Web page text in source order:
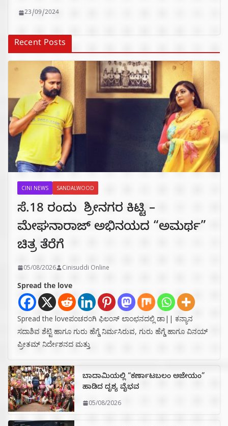
23/09/2024
Recent Posts
CINI NEWS SANDALWOOD
ಸೆ.18 ರಂದು ಶ್ರೀನಗರ ಕಿಟ್ಟಿ –
ಮೇಘನಾರಾಜ್ ಅಭಿನಯದ “ಅಮರ್ಥ”
ಚಿತ್ರ ತೆರೆಗೆ
05/08/2026 Cinisuddi Online
Spread the love
Spread the loveಪಂಚರಂಗಿ ಫಿಲಂಸ್ ಲಾಂಛನದಲ್ಲಿ ಡಾ|| ಕನ್ಯಾನ
ಸದಾಶಿವ ಶೆಟ್ಟಿ ಹಾಗೂ ಗುರು ಹೆಗ್ಡೆ ನಿರ್ಮಸಿರುವ, ಗುರು ಹೆಗ್ಡೆ ಹಾಗೂ ವಿನಯ್
ಪ್ರೀತಮ್ ನಿರ್ದೇಶನದ ಮತ್ತು
ಬಾದಾಮಿಯಲ್ಲಿ “ಕರ್ಣಾಟಬಲಂ ಅಜೇಯಂ”
ಹಾಡಿದ ದೃಶ್ಯ ವೈಭವ
05/08/2026